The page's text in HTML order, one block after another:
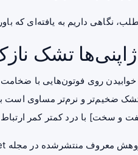
نگاهی داریم به یافته‌ای که
تشک
تشک ضخیم‌تر و نرم‌تر مساوی است
و سخت] با درد کمتر کمر ارتباط